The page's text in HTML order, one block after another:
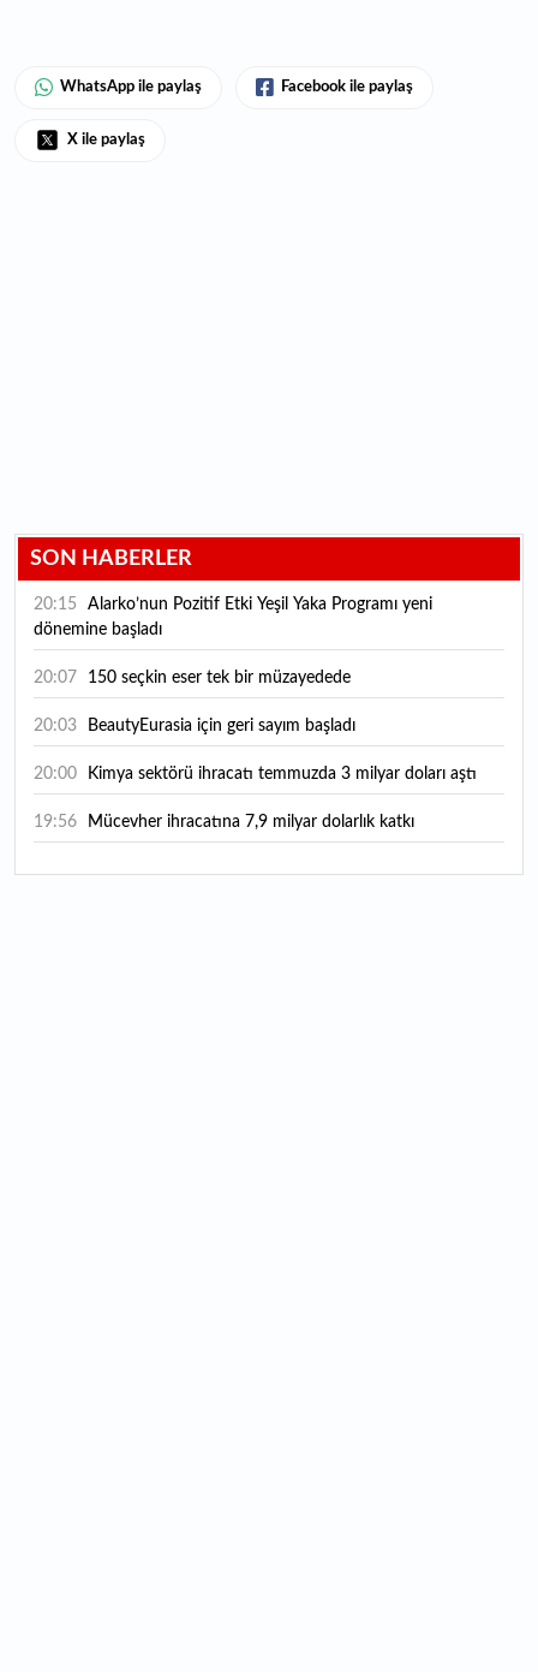
WhatsApp ile paylaş Facebook ile paylaş
X ile paylaş
SON HABERLER
20:15
dönemine başladı
20:07 150 seçkin eser tek bir müzayedede
20:03 BeautyEurasia için geri sayım başladı
20:00 Kimya sektörü ihracatı temmuzda 3 milyar doları aştı
19:56 Mücevher ihracatına 7,9 milyar dolarlık katkı